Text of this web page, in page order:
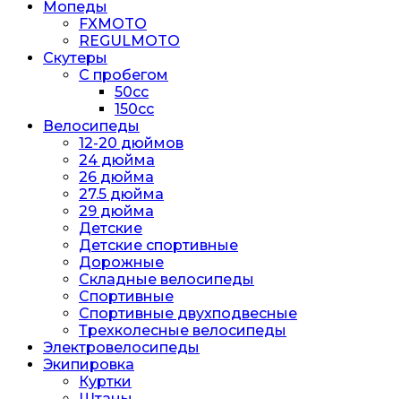
Мопеды
FXMOTO
REGULMOTO
Скутеры
С пробегом
50cc
150cc
Велосипеды
12-20 дюймов
24 дюйма
26 дюйма
27.5 дюйма
29 дюйма
Детские
Детские спортивные
Дорожные
Складные велосипеды
Спортивные
Спортивные двухподвесные
Трехколесные велосипеды
Электровелосипеды
Экипировка
Куртки